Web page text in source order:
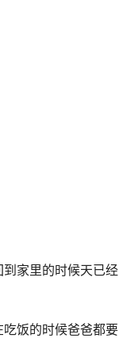
家里的时候天已经
饭的时候爸爸都要